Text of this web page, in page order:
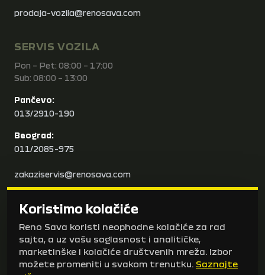
prodaja-vozila@renosava.com
SERVIS VOZILA
Pon – Pet: 08:00 – 17:00
Sub: 08:00 – 13:00
Pančevo:
013/2910-190
Beograd:
011/2085-975
zakaziservis@renosava.com
BRZI LINKOVI
Nova vozila
Vozila na stanju
Koristimo kolačiće
Reno Sava koristi neophodne kolačiće za rad
sajta, a uz vašu saglasnost i analitičke,
marketinške i kolačiće društvenih mreža. Izbor
možete promeniti u svakom trenutku. Saznajte